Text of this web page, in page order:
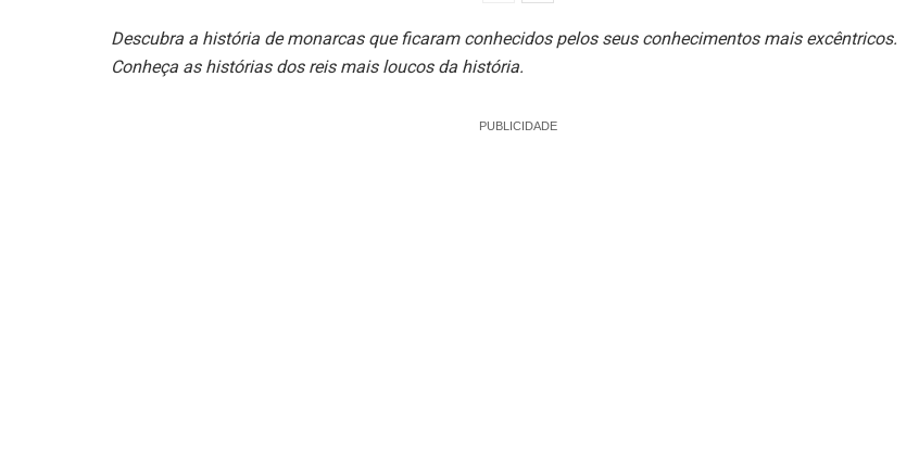
Descubra a história de monarcas que ficaram conhecidos pelos seus conhecimentos mais excêntricos.
Conheça as histórias dos reis mais loucos da história.
PUBLICIDADE